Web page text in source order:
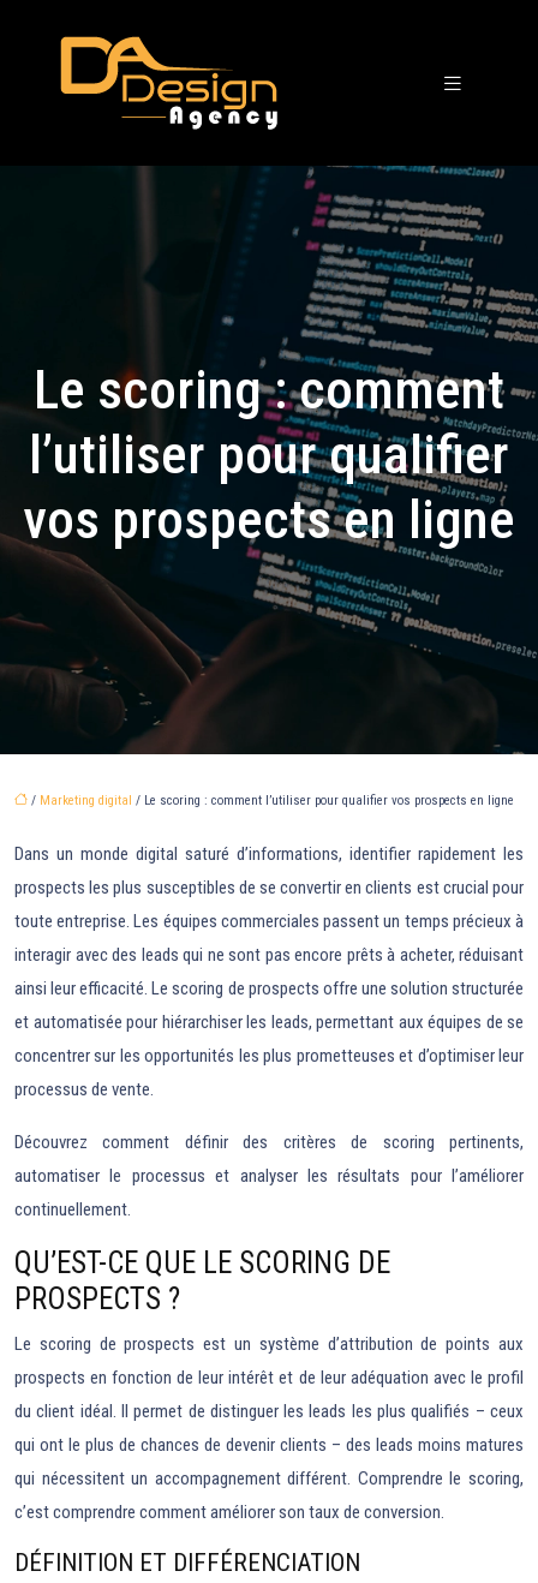
Le scoring : comment
l’utiliser pour qualifier
vos prospects en ligne
/ Marketing digital / Le scoring : comment l’utiliser pour qualifier vos prospects en ligne
Dans un monde digital saturé d’informations, identifier rapidement les
prospects les plus susceptibles de se convertir en clients est crucial pour
toute entreprise. Les équipes commerciales passent un temps précieux à
interagir avec des leads qui ne sont pas encore prêts à acheter, réduisant
ainsi leur efficacité. Le scoring de prospects offre une solution structurée
et automatisée pour hiérarchiser les leads, permettant aux équipes de se
concentrer sur les opportunités les plus prometteuses et d’optimiser leur
processus de vente.
Découvrez comment définir des critères de scoring pertinents,
automatiser le processus et analyser les résultats pour l’améliorer
continuellement.
QU’EST-CE QUE LE SCORING DE
PROSPECTS ?
Le scoring de prospects est un système d’attribution de points aux
prospects en fonction de leur intérêt et de leur adéquation avec le profil
du client idéal. Il permet de distinguer les leads les plus qualifiés – ceux
qui ont le plus de chances de devenir clients – des leads moins matures
qui nécessitent un accompagnement différent. Comprendre le scoring,
c’est comprendre comment améliorer son taux de conversion.
DÉFINITION ET DIFFÉRENCIATION